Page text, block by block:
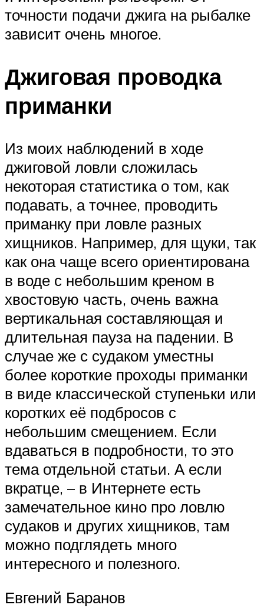
точности подачи джига на рыбалке
зависит очень многое.
Джиговая проводка
приманки
Из моих наблюдений в ходе
джиговой ловли сложилась
некоторая статистика о том, как
подавать, а точнее, проводить
приманку при ловле разных
хищников. Например, для щуки, так
как она чаще всего ориентирована
в воде с небольшим креном в
хвостовую часть, очень важна
вертикальная составляющая и
длительная пауза на падении. В
случае же с судаком уместны
более короткие проходы приманки
в виде классической ступеньки или
коротких её подбросов с
небольшим смещением. Если
вдаваться в подробности, то это
тема отдельной статьи. А если
вкратце, – в Интернете есть
замечательное кино про ловлю
судаков и других хищников, там
можно подглядеть много
интересного и полезного.
Евгений Баранов